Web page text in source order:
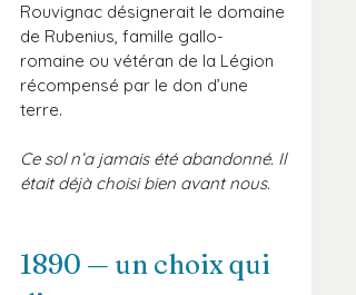
Rouvignac désignerait le domaine
de Rubenius, famille gallo-
romaine ou vétéran de la Légion
récompensé par le don d’une
terre.
Ce sol n’a jamais été abandonné. Il
était déjà choisi bien avant nous.
1890 — un choix qui